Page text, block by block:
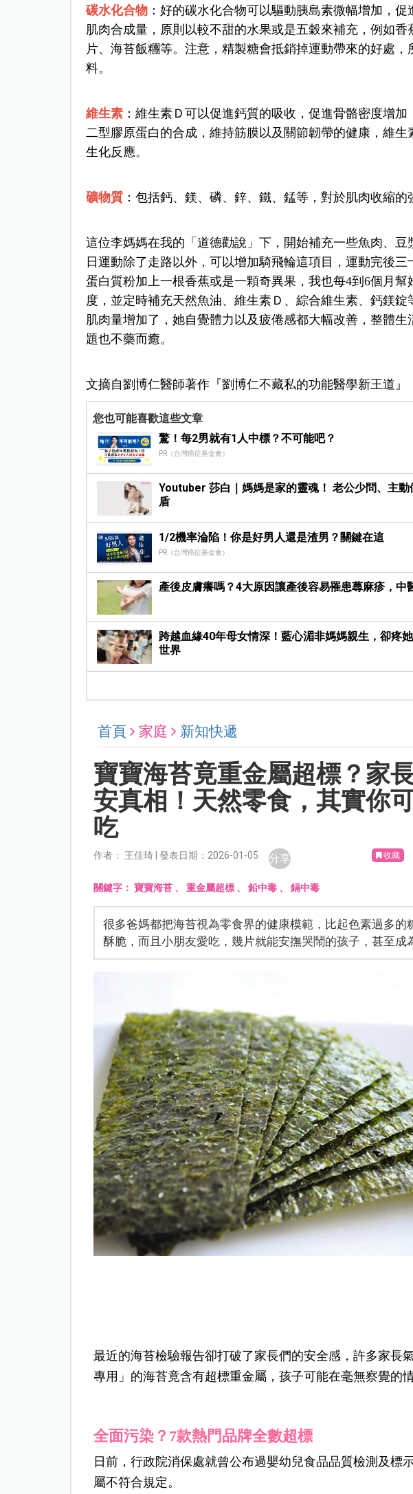
碳水化合物：好的碳水化合物可以驅動胰島素微幅增加，
肌肉合成量，原則以較不甜的水果或是五穀來補充，例如
片、海苔飯糰等。注意，精製糖會抵銷掉運動帶來的好處
料。
維生素：維生素Ｄ可以促進鈣質的吸收，促進骨骼密度增加
二型膠原蛋白的合成，維持筋膜以及關節韌帶的健康，維
生化反應。
礦物質：包括鈣、鎂、磷、鋅、鐵、錳等，對於肌肉收縮的
這位李媽媽在我的「道德勸說」下，開始補充一些魚肉、
日運動除了走路以外，可以增加騎飛輪這項目，運動完後三
蛋白質粉加上一根香蕉或是一顆奇異果，我也每4到6個月
度，並定時補充天然魚油、維生素Ｄ、綜合維生素、鈣鎂錠
肌肉量增加了，她自覺體力以及疲倦感都大幅改善，整體生
題也不藥而癒。
文摘自劉博仁醫師著作『劉博仁不藏私的功能醫學新王道』
您也可能喜歡這些文章
驚！每2男就有1人中標？不可能吧？
PR（台灣癌症基金會）
Youtuber 莎白｜媽媽是家的靈魂！ 老公少問、主
盾
1/2機率淪陷！你是好男人還是渣男？關鍵在這
PR（台灣癌症基金會）
產後皮膚癢嗎？4大原因讓產後容易罹患蕁麻疹，中
跨越血緣40年母女情深！藍心湄非媽媽親生，卻疼
世界
首頁 家庭 新知快遞
寶寶海苔竟重金屬超標？家
安真相！天然零食，其實你
吃
作者： 王佳琦 | 發表日期：2026-01-05 分享 收藏
關鍵字：寶寶海苔 、重金屬超標 、鉛中毒 、鎘中毒
很多爸媽都把海苔視為零食界的健康模範，比起色素過多的
酥脆，而且小朋友愛吃，幾片就能安撫哭鬧的孩子，甚至成
最近的海苔檢驗報告卻打破了家長們的安全感，許多家長
專用」的海苔竟含有超標重金屬，孩子可能在毫無察覺的
全面污染？7款熱門品牌全數超標
日前，行政院消保處就曾公布過嬰幼兒食品品質檢測及標
屬不符合規定。